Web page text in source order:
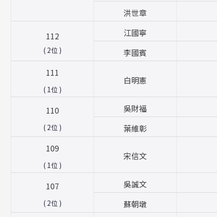
洪世章
112
( 2位 )
江國寧
李國賓
111
( 1位 )
白明憲
110
( 2位 )
吳財福
葉維彰
109
( 1位 )
宋信文
107
( 2位 )
吳誠文
蘇朝墩